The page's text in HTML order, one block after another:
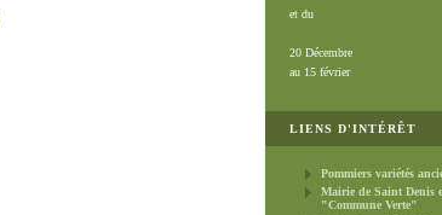
et du
20 Décembre
au 15 février
LIENS D'INTÉRÊT
Pommiers variétés
Mairie de Saint Denis
"Commune Verte"